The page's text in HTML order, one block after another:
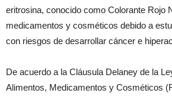
eritrosina, conocido como Colorante Rojo
medicamentos y cosméticos debido a
con riesgos de desarrollar cáncer e
De acuerdo a la Cláusula Delaney de la
Alimentos, Medicamentos y Cosméticos